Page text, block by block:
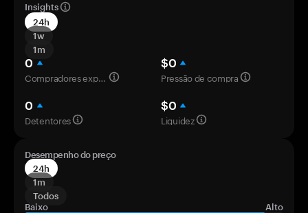
Insights
24h
1w
1m
0
Compradores experientes
$0
Pressão de compra
0
Detentores
$0
Liquidez
Desempenho do preço
24h
1m
Todos
Baixo
Alto